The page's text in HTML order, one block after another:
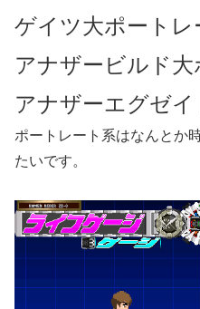
ゲイツ大ポートレ
アナザービルド大
アナザーエグゼイ
ポートレート系はなんとか
たいです。